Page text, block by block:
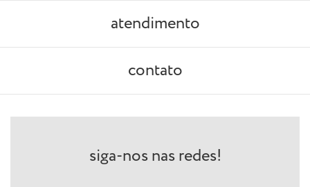
atendimento
contato
siga-nos nas redes!